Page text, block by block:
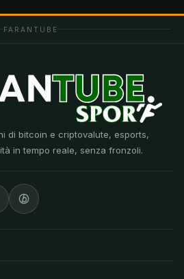
FARANTUBE
di bitcoin e criptovalute, esports,
in tempo reale, senza fronzoli.